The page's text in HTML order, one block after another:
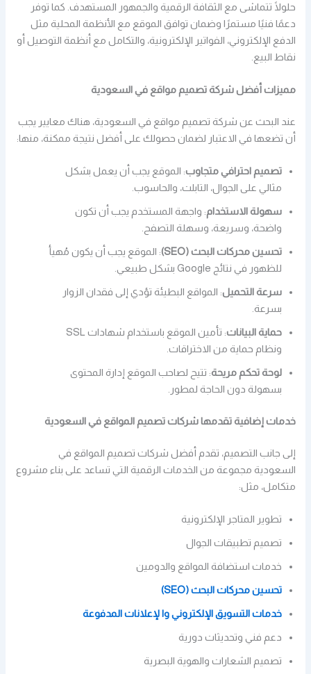
حلولًا تتماشى مع الثقافة الرقمية والجمهور المستهدف. كما توفر
دعمًا فنيًا مستمرًا وضمان توافق الموقع مع الأنظمة المحلية مثل
الدفع الإلكتروني، الفواتير الإلكترونية، والتكامل مع أنظمة التوصيل أو
نقاط البيع.
مميزات أفضل شركة تصميم مواقع في السعودية
عند البحث عن شركة تصميم مواقع في السعودية، هناك معايير يجب
أن تضعها في الاعتبار لضمان حصولك على أفضل نتيجة ممكنة، منها:
تصميم احترافي متجاوب: الموقع يجب أن يعمل بشكل
مثالي على الجوال، التابلت، والحاسوب.
سهولة الاستخدام: واجهة المستخدم يجب أن تكون
واضحة، وسريعة، وسهلة التصفح.
تحسين محركات البحث (SEO)
: الموقع يجب أن يكون مُهيأ
للظهور في نتائج Google بشكل طبيعي.
سرعة التحميل: المواقع البطيئة تؤدي إلى فقدان الزوار
بسرعة.
حماية البيانات
: تأمين الموقع باستخدام شهادات SSL
ونظام حماية من الاختراقات.
لوحة تحكم مريحة: تتيح لصاحب الموقع إدارة المحتوى
بسهولة دون الحاجة لمطور.
خدمات إضافية تقدمها شركات تصميم المواقع في السعودية
إلى جانب التصميم، تقدم أفضل شركات تصميم المواقع في
السعودية مجموعة من الخدمات الرقمية التي تساعد على بناء مشروع
متكامل، مثل:
تطوير المتاجر الإلكترونية
تصميم تطبيقات الجوال
خدمات استضافة المواقع والدومين
تحسين محركات البحث (SEO)
خدمات التسويق الإلكتروني وا لإعلانات المدفوعة
دعم فني وتحديثات دورية
تصميم الشعارات والهوية البصرية